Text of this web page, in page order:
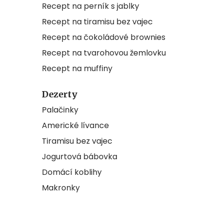
Recept na perník s jablky
Recept na tiramisu bez vajec
Recept na čokoládové brownies
Recept na tvarohovou žemlovku
Recept na muffiny
Dezerty
Palačinky
Americké lívance
Tiramisu bez vajec
Jogurtová bábovka
Domácí koblihy
Makronky